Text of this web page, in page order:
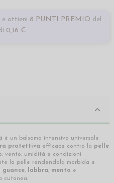
e ottieni 8 PUNTI PREMIO del
0,16 €
è un balsamo intensivo universale
protettiva efficace contro la pelle
vento, umidità e condizioni
la pelle rendendola morbida e
guance, labbra, mento e
cutanea.